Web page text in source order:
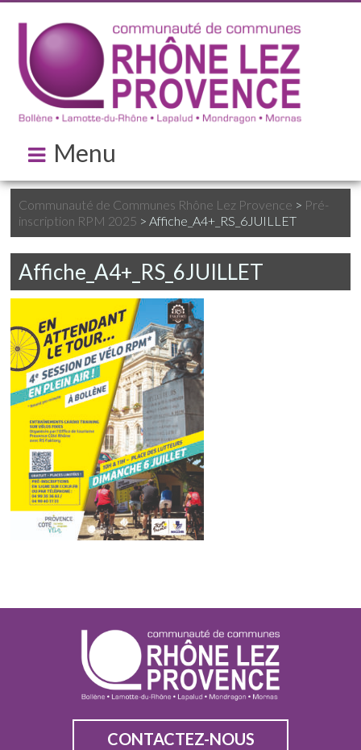
Menu
Communauté de Communes Rhône Lez Provence > Pré-
inscription RPM 2025 >Affiche_A4+_RS_6JUILLET
Affiche_A4+_RS_6JUILLET
CONTACTEZ-NOUS